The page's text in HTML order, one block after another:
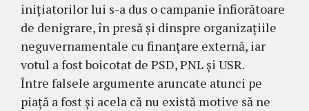
inițiatorilor lui s-a dus o campanie înfiorătoare
de denigrare, în presă și dinspre organizațiile
neguvernamentale cu finanțare externă, iar
votul a fost boicotat de PSD, PNL și USR.
Între falsele argumente aruncate atunci pe
piață a fost și acela că nu există motive să ne